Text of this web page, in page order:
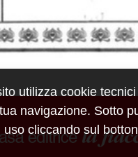
utilizza cookie
navigazione. Sotto
uso cliccando sul